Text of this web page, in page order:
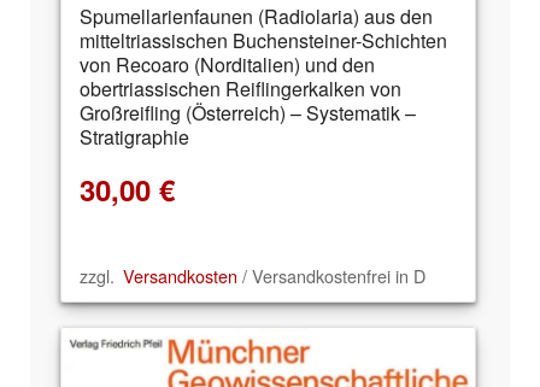
Spumellarienfaunen (Radiolaria) aus den
mitteltriassischen Buchensteiner-Schichten
von Recoaro (Norditalien) und den
obertriassischen Reiflingerkalken von
Großreifling (Österreich) – Systematik –
Stratigraphie
30,00 €
zzgl. Versandkosten / Versandkostenfrei in D